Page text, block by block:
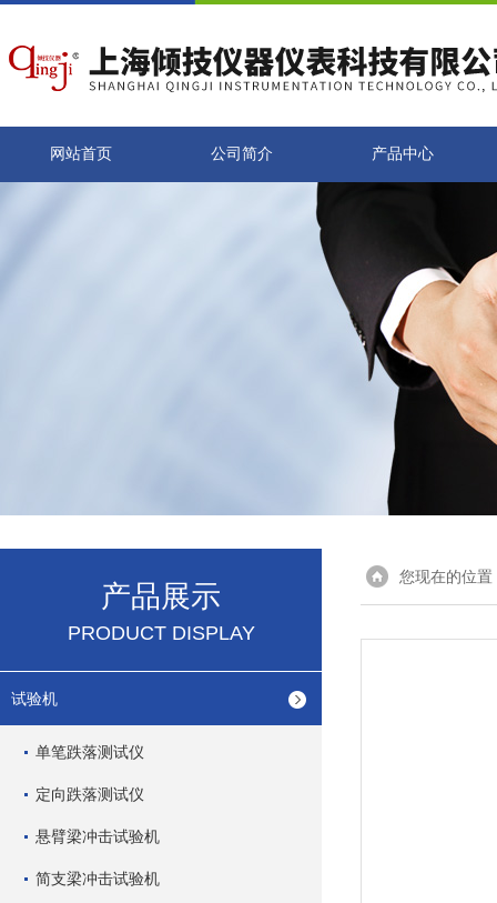
网站首页 公司简介 产品中心
产品展示
PRODUCT DISPLAY
试验机
单笔跌落测试仪
定向跌落测试仪
悬臂梁冲击试验机
简支梁冲击试验机
您现在的位置